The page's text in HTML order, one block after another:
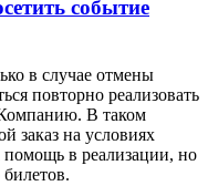
событие
в случае отмены
повторно реализовать
В таком
заказ на условиях
помощь в реализации, но